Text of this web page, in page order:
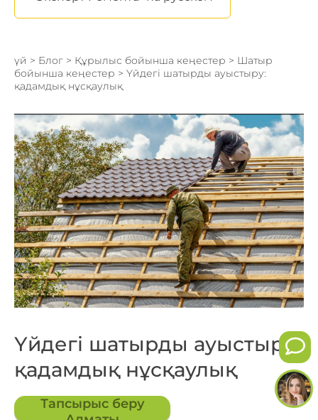
үй > Блог > Құрылыс бойынша кеңестер > Шатыр
бойынша кеңестер > Үйдегі шатырды ауыстыру:
қадамдық нұсқаулық
Үйдегі шатырды ауыстыру:
қадамдық нұсқаулық
Тапсырыс беру